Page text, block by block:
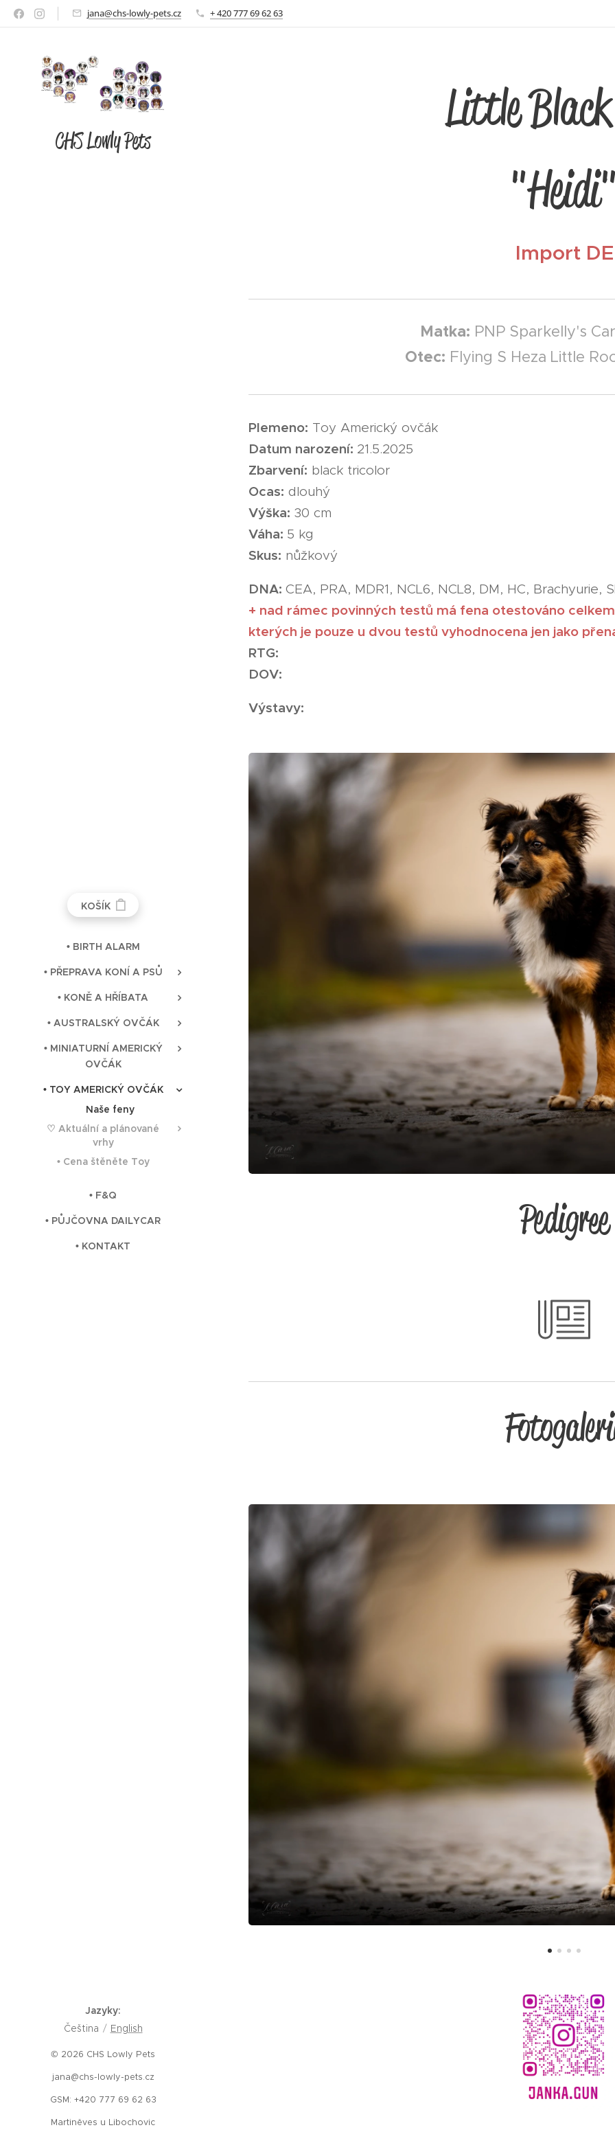
jana@chs-lowly-pets.cz + 420 777 69 62 63
CHS Lowly Pets
KOŠÍK
• BIRTH ALARM
• PŘEPRAVA KONÍ A PSŮ
• KONĚ A HŘÍBATA
• AUSTRALSKÝ OVČÁK
• MINIATURNÍ AMERICKÝ
OVČÁK
• TOY AMERICKÝ OVČÁK
♀️ Naše feny
♡ Aktuální a plánované
vrhy
• Cena štěněte Toy
• F&Q
• PŮJČOVNA DAILYCAR
• KONTAKT
Little
Import DE
Matka: PNP Sparkelly's
Otec: Flying S Heza Little
Plemeno: Toy Americký ovčák
Datum narození: 21.5.2025
Zbarvení: black tricolor
Ocas: dlouhý
Výška: 30 cm
Váha: 5 kg
Skus: nůžkový
DNA: CEA, PRA, MDR1, NCL6, NCL8, DM, HC, Brachyurie,
+ nad rámec povinných testů má fena otestováno
kterých je pouze u dvou testů vyhodnocena jen jako
RTG:
DOV:
Výstavy:
Pedigree
© 2026 CHS Lowly Pets
jana@chs-lowly-pets.cz
GSM: +420 777 69 62 63
Martiněves u Libochovic
Jazyky
Čeština
English